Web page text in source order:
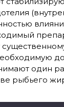
один
рыбьего